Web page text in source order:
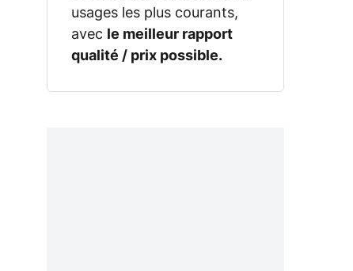
usages les plus courants,
avec
le meilleur rapport
qualité / prix possible.